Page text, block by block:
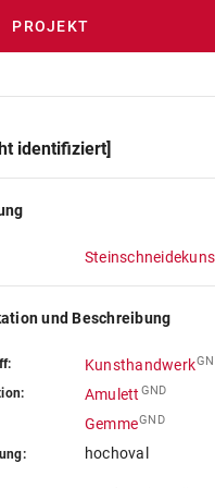
PROJEKT
identifiziert]
und Beschreibung
Kunsthandwerk
Amulett GND
GemmeGND
hochoval